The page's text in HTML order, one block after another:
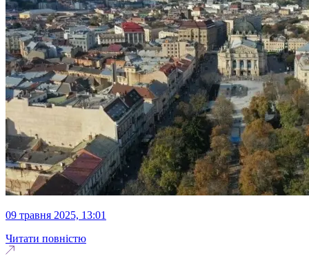
09 травня 2025, 13:01
Читати повністю